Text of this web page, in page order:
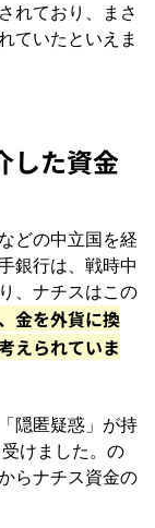
れており、まさ
ていたといえま
した資金
どの中立国を経
銀行は、戦時中
、ナチスはこの
金を外貨に換
えられていま
隠匿疑惑」が持
けました。の
らナチス資金の